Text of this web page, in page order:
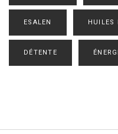
ESALEN HUILES
DÉTENTE